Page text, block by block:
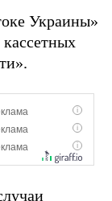
Украины»